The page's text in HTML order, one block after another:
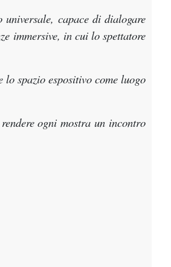
capace di dialogare
immersive, in cui lo spettatore
spazio espositivo come luogo
ogni mostra un incontro